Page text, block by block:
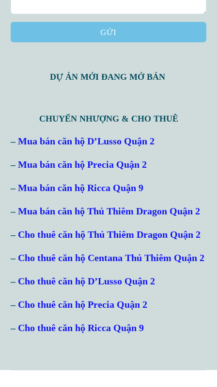
GỬI
DỰ ÁN MỚI ĐANG MỞ BÁN
CHUYỂN NHƯỢNG & CHO THUÊ
–Mua bán căn hộ D’Lusso Quận 2
–Mua bán căn hộ Precia Quận 2
–Mua bán căn hộ Ricca Quận 9
–Mua bán căn hộ Thủ Thiêm Dragon Quận 2
– Cho thuê căn hộ Thủ Thiêm Dragon Quận 2
– Cho thuê căn hộ Centana Thủ Thiêm Quận 2
– Cho thuê căn hộ D’Lusso Quận 2
– Cho thuê căn hộ Precia Quận 2
– Cho thuê căn hộ Ricca Quận 9
Don't have an account?Sign Up
Username